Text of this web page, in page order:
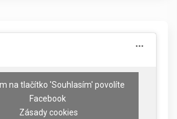
na tlačítko 'Souhlasím' povolíte
Facebook
Zásady cookies